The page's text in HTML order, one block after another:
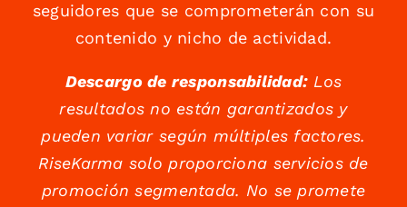
seguidores que se comprometerán con su
contenido y nicho de actividad.
Descargo de responsabilidad:Los
resultados no están garantizados y
pueden variar según múltiples factores.
RiseKarma solo proporciona servicios de
promoción segmentada. No se promete